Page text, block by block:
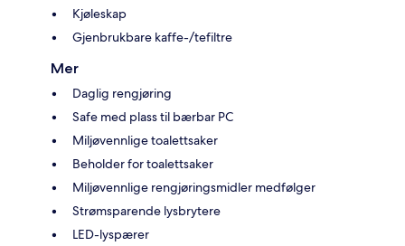
Kjøleskap
Gjenbrukbare kaffe-/tefiltre
Mer
Daglig rengjøring
Safe med plass til bærbar PC
Miljøvennlige toalettsaker
Beholder for toalettsaker
Miljøvennlige rengjøringsmidler medfølger
Strømsparende lysbrytere
LED-lyspærer